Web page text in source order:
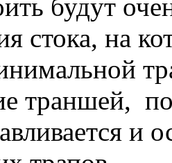
будут
стока, на
траншей,
и